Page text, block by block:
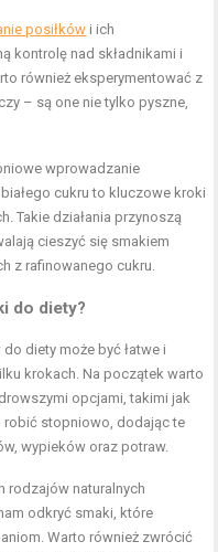
posiłków i ich
kontrolę nad składnikami i
również eksperymentować z
– są one nie tylko pyszne,
wprowadzanie
cukru to kluczowe kroki
Takie działania przynoszą
cieszyć się smakiem
z rafinowanego cukru.
do diety?
do diety może być łatwe i
krokach. Na początek warto
opcjami, takimi jak
robić stopniowo, dodając te
wypieków oraz potraw.
rodzajów naturalnych
odkryć smaki, które
Warto również zwrócić